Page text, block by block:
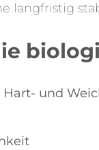
langfristig
Hart- und